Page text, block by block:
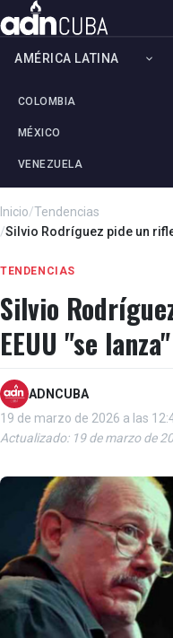
AMÉRICA LATINA
COLOMBIA
MÉXICO
VENEZUELA
Inicio/Tendencias
/Silvio Rodríguez pide un
TENDENCIAS
Silvio
EEUU "se lanza"
ADNCUBA
19 de marzo de 2026 a las
Actualizado: 19 de marzo de